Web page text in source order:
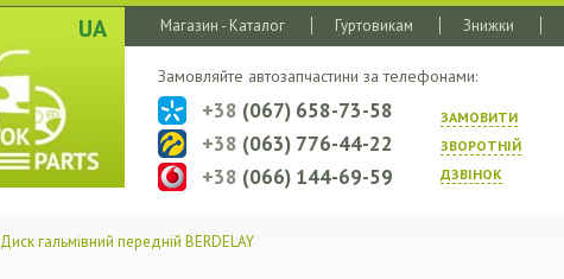
UA Магазин - Каталог Гуртовикам Знижки
Замовляйте автозапчастини за телефонами:
ЗАМОВИТИ
ЗВОРОТНIЙ
ДЗВIНОК
+38 (067) 658-73-58
+38 (063) 776-44-22
+38 (066) 144-69-59
Диск гальмівний передній BERDELAY